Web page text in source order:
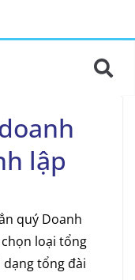
lập
quý Doanh
loại tổng
tổng đài